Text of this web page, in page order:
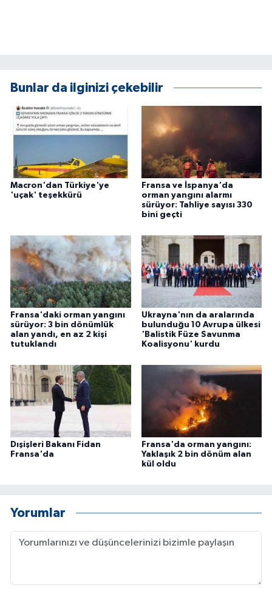
Bunlar da ilginizi çekebilir
Macron'dan Türkiye'ye
'uçak' teşekkürü
Fransa ve İspanya'da
orman yangını alarmı
sürüyor: Tahliye sayısı 330
bini geçti
Fransa'daki orman yangını
sürüyor: 3 bin dönümlük
alan yandı, en az 2 kişi
tutuklandı
Ukrayna'nın da aralarında
bulunduğu 10 Avrupa ülkesi
'Balistik Füze Savunma
Koalisyonu' kurdu
Dışişleri Bakanı Fidan
Fransa'da
Fransa'da orman yangını:
Yaklaşık 2 bin dönüm alan
kül oldu
Yorumlar